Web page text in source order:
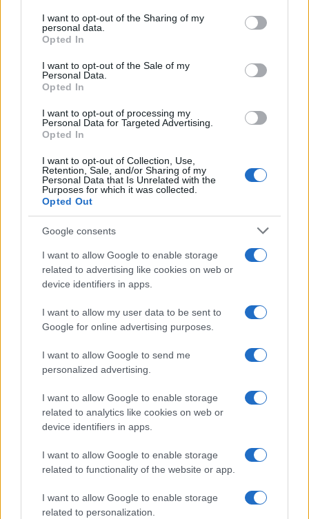
disclose it to other third parties.
Please note that this website/app uses one or more Google
services and may gather and store information including but
not limited to your visit or usage behaviour. You may click to
grant or deny consent to Google and its third-party tags to
consent section.
I want to opt-out of the Sharing of my
personal data.
Opted In
I want to opt-out of the Sale of my
Personal Data.
Opted In
I want to opt-out of processing my
Personal Data for Targeted Advertising.
Opted In
I want to opt-out of Collection, Use,
Retention, Sale, and/or Sharing of my
Personal Data that Is Unrelated with the
Purposes for which it was collected.
Opted Out
Google consents
I want to allow Google to enable storage
related to advertising like cookies on web or
device identifiers in apps.
I want to allow my user data to be sent to
Google for online advertising purposes.
I want to allow Google to send me
personalized advertising.
I want to allow Google to enable storage
related to analytics like cookies on web or
device identifiers in apps.
I want to allow Google to enable storage
related to functionality of the website or app.
I want to allow Google to enable storage
related to personalization.